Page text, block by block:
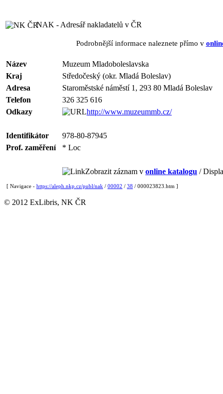
NAK - Adresář nakladatelů v ČR
Podrobnější informace naleznete přímo v
Název
Muzeum Mladoboleslavska
Kraj
Středočeský (okr. Mladá Boleslav)
Adresa
Staroměstské náměstí 1, 293 80 Mladá Boleslav
Telefon
326 325 616
Odkazy
http://www.muzeummb.cz/
Identifikátor
978-80-87945
Prof. zaměření
* Loc
Zobrazit záznam v online katalogu /
[ Navigace - https://aleph.nkp.cz/publ/nak / 00002 / 38 / 000023823.htm ]
© 2012 ExLibris, NK ČR